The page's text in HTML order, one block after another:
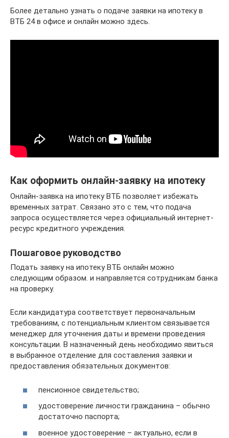
Более детально узнать о подаче заявки на ипотеку в
ВТБ 24 в офисе и онлайн можно здесь.
Как оформить онлайн-заявку на ипотеку
Онлайн-заявка на ипотеку ВТБ позволяет избежать
временных затрат. Связано это с тем, что подача
запроса осуществляется через официальный интернет-
ресурс кредитного учреждения.
Пошаговое руководство
Подать заявку на ипотеку ВТБ онлайн можно
следующим образом. и направляется сотрудникам банка
на проверку.
Если кандидатура соответствует первоначальным
требованиям, с потенциальным клиентом связывается
менеджер для уточнения даты и времени проведения
консультации. В назначенный день необходимо явиться
в выбранное отделение для составления заявки и
предоставления обязательных документов:
пенсионное свидетельство;
удостоверение личности гражданина – обычно
достаточно паспорта;
военное удостоверение – актуально, если в